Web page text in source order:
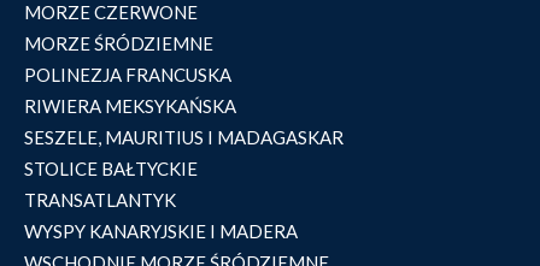
MORZE CZERWONE
MORZE ŚRÓDZIEMNE
POLINEZJA FRANCUSKA
RIWIERA MEKSYKAŃSKA
SESZELE, MAURITIUS I MADAGASKAR
STOLICE BAŁTYCKIE
TRANSATLANTYK
WYSPY KANARYJSKIE I MADERA